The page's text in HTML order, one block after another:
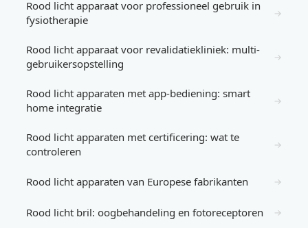
Rood licht apparaat voor professioneel gebruik in
fysiotherapie
→
Rood licht apparaat voor revalidatiekliniek: multi-
gebruikersopstelling
→
Rood licht apparaten met app-bediening: smart
home integratie
→
Rood licht apparaten met certificering: wat te
controleren
→
Rood licht apparaten van Europese fabrikanten →
Rood licht bril: oogbehandeling en fotoreceptoren →